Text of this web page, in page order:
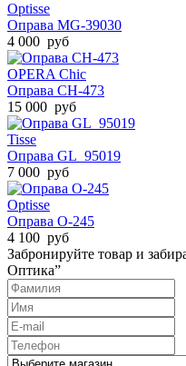
Optisse
Оправа MG-39030
4 000 руб
OPERA Chic
Оправа CH-473
15 000 руб
Tisse
Оправа GL_95019
7 000 руб
Optisse
Оправа O-245
4 100 руб
Забронируйте товар и
Оптика”